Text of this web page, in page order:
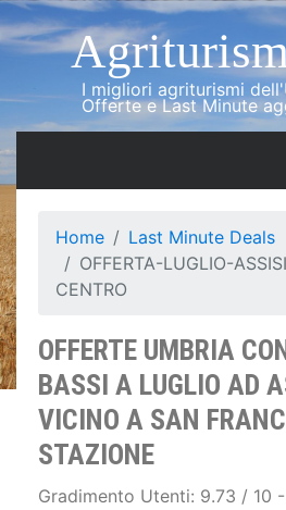
I migliori agriturismi
Offerte e Last Minute
Home
Last Minute Deals
OFFERTA-LUGLIO-
CENTRO
OFFERTE UMBRIA
BASSI A LUGLIO AD
VICINO A SAN
STAZIONE
Gradimento Utenti: 9.73 / 10